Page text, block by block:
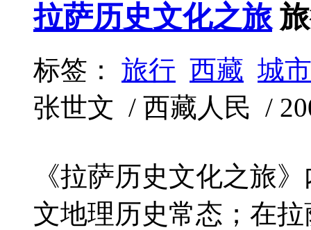
拉萨历史文化之旅
标签： 旅行 西藏 城市
张世文 / 西藏人民 /
《拉萨历史文化之旅
文地理历史常态；在